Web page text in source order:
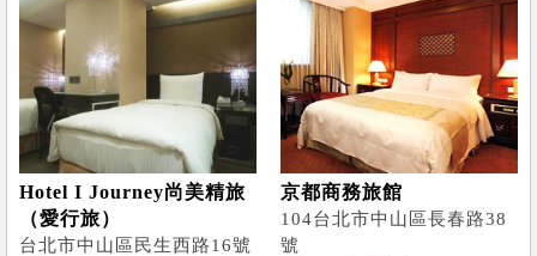
Hotel I Journey尚美精旅
（愛行旅）
台北市中山區民生西路16號
京都商務旅館
104台北市中山區長春路38
號